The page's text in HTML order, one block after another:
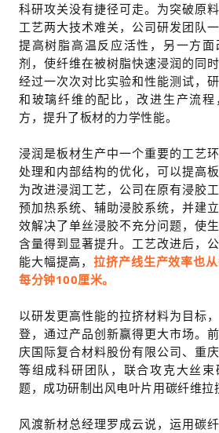
科研攻关没有捷径可走。为突破原
工艺两大技术难关，公司研发团队
提高树脂高温反应活性，另一方
剂，使纤维在被树脂快速浸润的同
经过一次次对比实验和性能测试，
和玻璃纤维的配比，改进生产流
方，提升了板材的力学性能。
浸润是板材生产中一个重要的工艺
处理和内部结构的优化，可以提高
为改进浸润工艺，公司在原有浸胶
预加热系统、辅助浸胶系统，并建
效解决了单丝浸胶不充分问题，使
含量得到显著提升。工艺改进后，
能大幅提高，拉挤产线生产效率也
每分钟100厘米。
以研发更高性能的拉挤材料为目标
登，通过产品创新赢得更大市场。
庆国际复合材料股份有限公司、重
等组成科研团队，联合攻克大丝
题，成功研制出风电叶片用碳纤维拉
风渡新材总经理罗成云说，运用碳